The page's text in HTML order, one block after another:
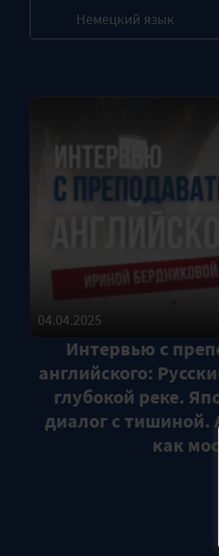
Немецкий язык
04.04.2025
Интервью с
английского:
глубокой реке.
диалог с
как